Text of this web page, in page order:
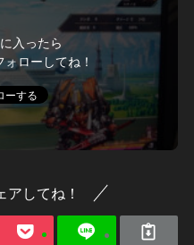
入ったら
ローしてね！
アしてね！